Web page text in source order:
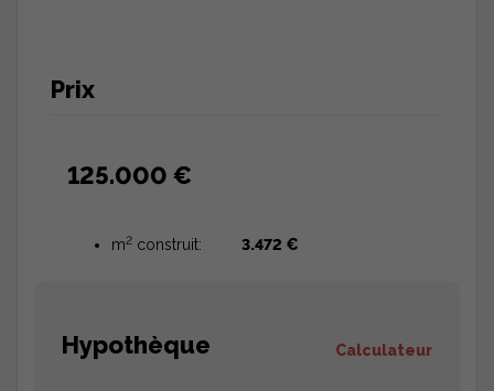
Prix
125.000 €
m2 construit: 3.472 €
Hypothèque Calculateur